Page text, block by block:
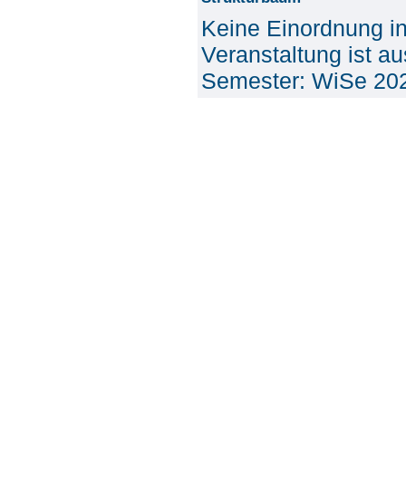
Keine Einordnung
Veranstaltung ist
Semester: WiSe